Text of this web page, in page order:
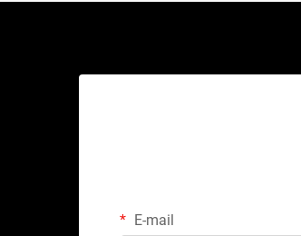
E-mail